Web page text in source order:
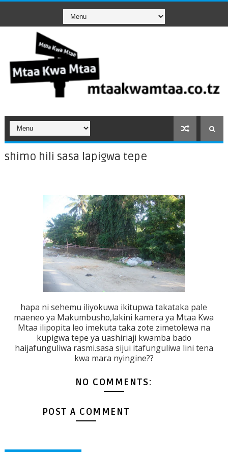
shimo hili sasa lapigwa tepe
hapa ni sehemu iliyokuwa ikitupwa takataka pale
maeneo ya Makumbusho,lakini kamera ya Mtaa Kwa
Mtaa ilipopita leo imekuta taka zote zimetolewa na
kupigwa tepe ya uashiriaji kwamba bado
haijafunguliwa rasmi.sasa sijui itafunguliwa lini tena
kwa mara nyingine??
NO COMMENTS:
POST A COMMENT